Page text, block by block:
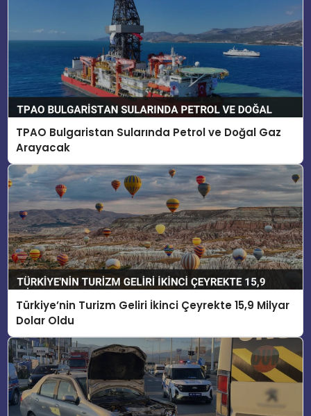
TPAO Bulgaristan Sularında Petrol ve Doğal Gaz
Arayacak
Türkiye’nin Turizm Geliri İkinci Çeyrekte 15,9 Milyar
Dolar Oldu